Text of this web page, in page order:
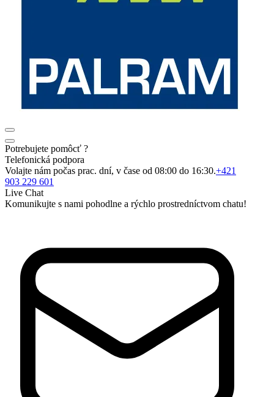
Potrebujete pomôcť ?
Telefonická podpora
Volajte nám počas prac. dní, v čase od 08:00 do 16:30.+421
903 229 601
Live Chat
Komunikujte s nami pohodlne a rýchlo prostredníctvom chatu!